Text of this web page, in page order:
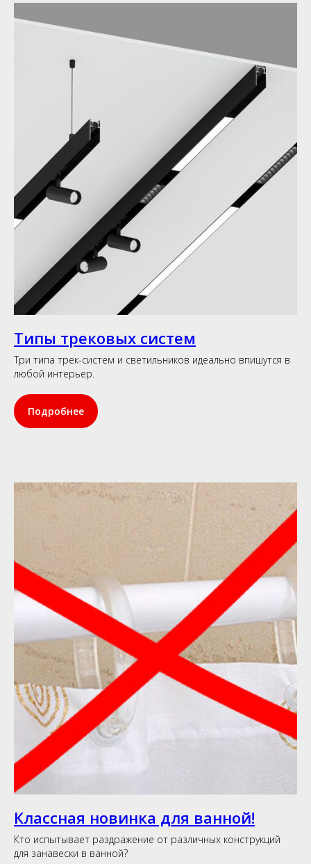
Типы трековых систем
Три типа трек-систем и светильников идеально впишутся в
любой интерьер.
Подробнее
Классная новинка для ванной!
Кто испытывает раздражение от различных конструкций
для занавески в ванной?